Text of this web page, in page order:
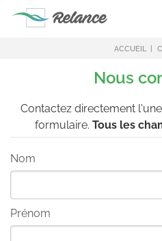
ACCUEIL
Nous
Contactez directement
formulaire. Tous les
Nom
Prénom